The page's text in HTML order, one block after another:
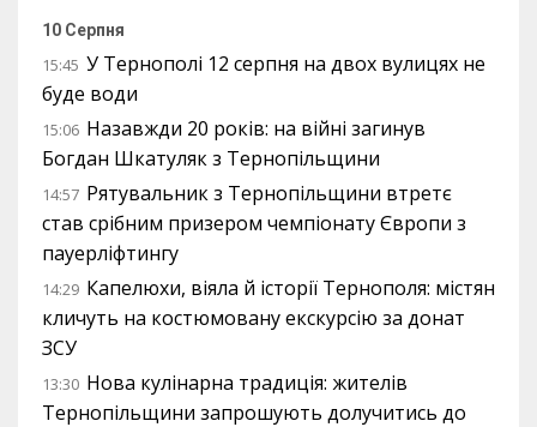
10 Серпня
15:45 У Тернополі 12 серпня на двох вулицях не
буде води
15:06 Назавжди 20 років: на війні загинув
Богдан Шкатуляк з Тернопільщини
14:57 Рятувальник з Тернопільщини втретє
став срібним призером чемпіонату Європи з
пауерліфтингу
14:29 Капелюхи, віяла й історії Тернополя: містян
кличуть на костюмовану екскурсію за донат
ЗСУ
13:30 Нова кулінарна традиція: жителів
Тернопільщини запрошують долучитись до